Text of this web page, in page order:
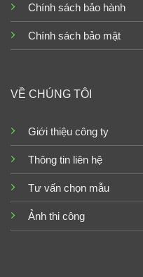
Chính sách bảo hành
Chính sách bảo mật
VỀ CHÚNG TÔI
Giới thiệu công ty
Thông tin liên hệ
Tư vấn chọn mẫu
Ảnh thi công